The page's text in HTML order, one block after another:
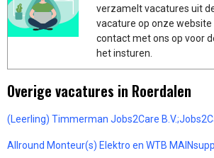
verzamelt vacatures uit
vacature op onze website
contact met ons op voor
het insturen.
Overige vacatures in Roerdalen
(Leerling) Timmerman Jobs2Care
Allround Monteur(s) Elektro en WTB